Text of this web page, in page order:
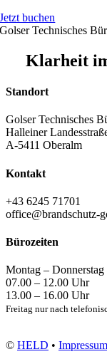
Jetzt buchen
Golser Technisches
Klarheit
Standort
Golser Technisches
Halleiner
A-5411 Oberalm
Kontakt
+43 6245 71701
office@brandschutz-
Bürozeiten
Montag – Donnerstag
07.00 – 12.00 Uhr
13.00 – 16.00 Uhr
Freitag nur nach
© HELD • Impressum